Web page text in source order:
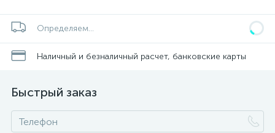
Определяем...
Наличный и безналичный расчет, банковские карты
Быстрый заказ